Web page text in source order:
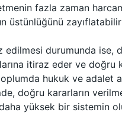
fazla zaman
üstünlüğünü
edilmesi durumunda ise,
itiraz eder ve doğru
hukuk ve adalet
doğru kararların
yüksek bir sistemin